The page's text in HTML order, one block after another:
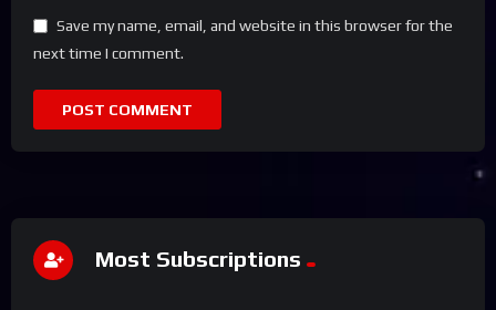
Save my name, email, and website in this browser for the
next time I comment.
Most Subscriptions